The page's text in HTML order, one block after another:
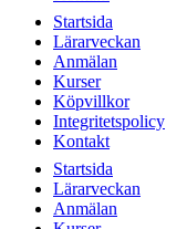
Startsida
Lärarveckan
Anmälan
Kurser
Köpvillkor
Integritetspolicy
Kontakt
Startsida
Lärarveckan
Anmälan